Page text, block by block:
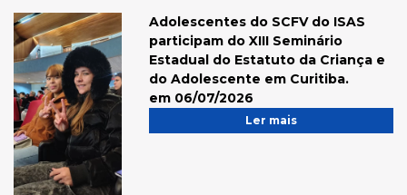
Adolescentes do SCFV do ISAS
participam do XIII Seminário
Estadual do Estatuto da Criança e
do Adolescente em Curitiba.
em 06/07/2026
Ler mais